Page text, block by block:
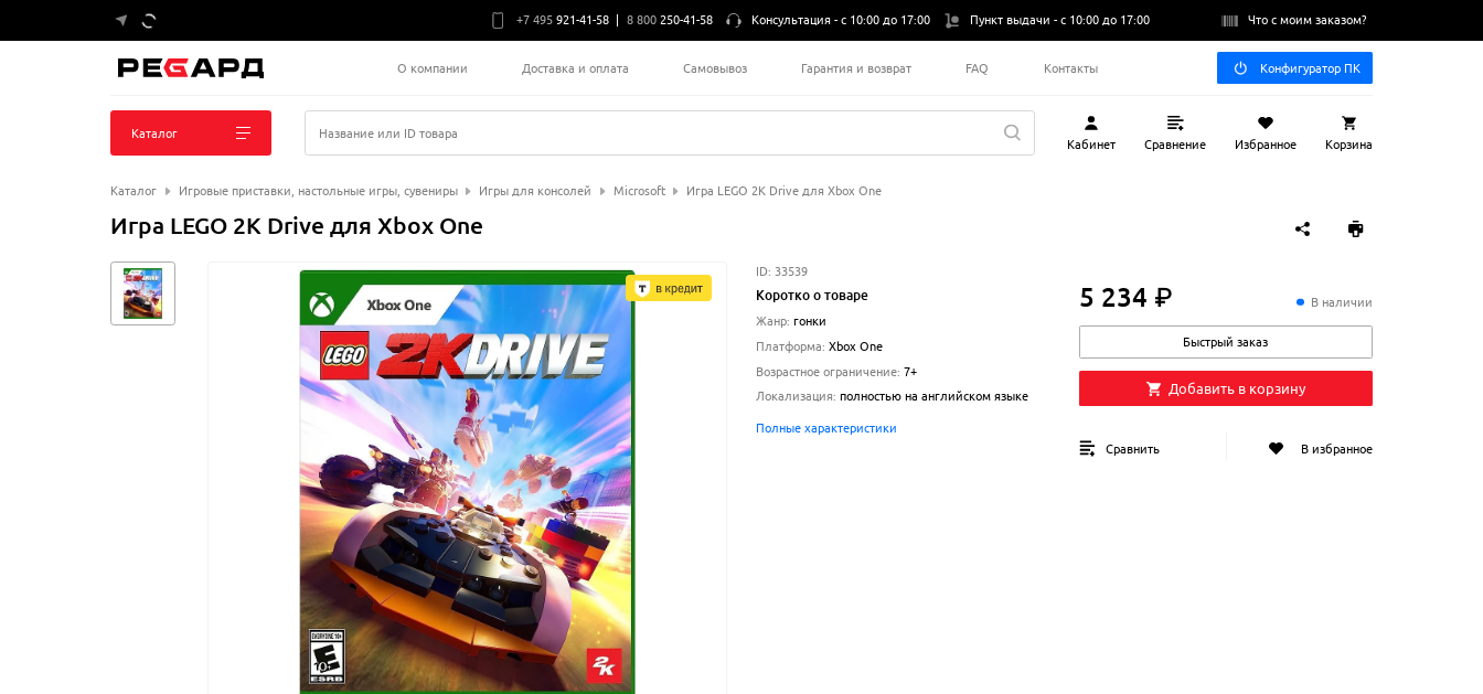
+7 495 921-41-58 8 800 250-41-58 Консультация -с 10:00 до 17:00 Пункт выдачи -с 10:00 до 17:00 Что с моим заказом?
О компании Доставка и оплата Самовывоз Гарантия и возврат FAQ Контакты Конфигуратор ПК
Каталог Название или ID товара
Кабинет Сравнение Избранное Корзина
Каталог Игровые приставки, настольные игры, сувениры Игры для консолей Microsoft Игра LEGO 2K Drive для Xbox One
Игра LEGO 2K Drive для Xbox One
ID: 33539
Коротко о товаре
Жанр: гонки
Платформа: Xbox One
Возрастное ограничение: 7+
Локализация: полностью на английском языке
Полные характеристики
5 234 ₽5 234 ₽ В наличии
Быстрый заказ
Добавить в корзину
Сравнить В избранное